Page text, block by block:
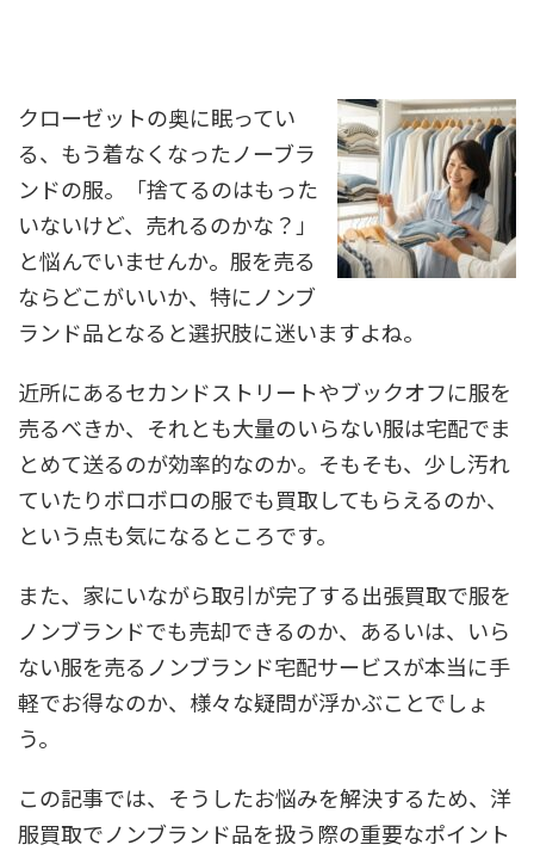
クローゼットの奥に眠ってい
る、もう着なくなったノーブラ
ンドの服。「捨てるのはもった
いないけど、売れるのかな？」
と悩んでいませんか。服を売る
ならどこがいいか、特にノンブ
ランド品となると選択肢に迷いますよね。
近所にあるセカンドストリートやブックオフに服を
売るべきか、それとも大量のいらない服は宅配でま
とめて送るのが効率的なのか。そもそも、少し汚れ
ていたりボロボロの服でも買取してもらえるのか、
という点も気になるところです。
また、家にいながら取引が完了する出張買取で服を
ノンブランドでも売却できるのか、あるいは、いら
ない服を売るノンブランド宅配サービスが本当に手
軽でお得なのか、様々な疑問が浮かぶことでしょ
う。
この記事では、そうしたお悩みを解決するため、洋
服買取でノンブランド品を扱う際の重要なポイント